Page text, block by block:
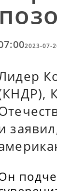
2023-07-